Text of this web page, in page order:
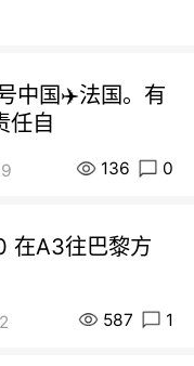
中国✈️法国。有
任自
136 0
在A3往巴黎方
587 1